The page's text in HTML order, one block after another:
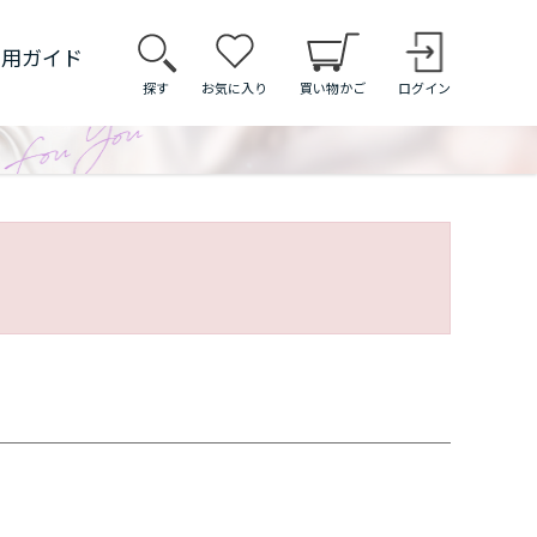
ガイド
探す お気に入り 買い物かご ログイン